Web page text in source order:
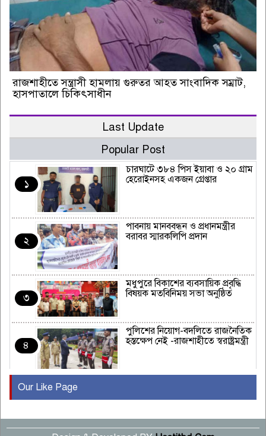
রাজশাহীতে সন্ত্রাসী হামলায় গুরুতর আহত সাংবাদিক সম্রাট,
হাসপাতালে চিকিৎসাধীন
Last Update
Popular Post
১
চারঘাটে ৩৮৪ পিস ইয়াবা ও ২০ গ্রাম
হেরোইনসহ একজন গ্রেপ্তার
২
পাবনায় মানববন্ধন ও প্রধানমন্ত্রীর
বরাবর স্মারকলিপি প্রদান
৩
মধুপুরে বিকাশের ব্যবসায়িক প্রবৃদ্ধি
বিষয়ক মতবিনিময় সভা অনুষ্ঠিত
৪
পুলিশের নিয়োগ-বদলিতে রাজনৈতিক
হস্তক্ষেপ নেই -রাজশাহীতে স্বরাষ্ট্রমন্ত্রী
৫
বছর পূর্তি উদযাপন
Our Like Page